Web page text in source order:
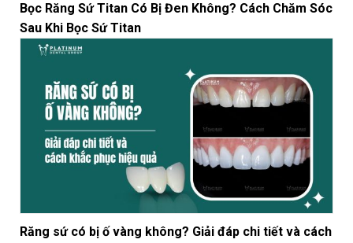
Bọc Răng Sứ Titan Có Bị Đen Không? Cách Chăm Sóc
Sau Khi Bọc Sứ Titan
Răng sứ có bị ố vàng không? Giải đáp chi tiết và cách